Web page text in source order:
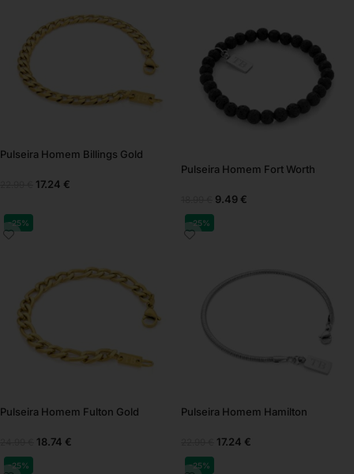
Pulseira Homem Billings Gold
17.24 €
Pulseira Homem Fort Worth
9.49 €
-25%
Pulseira Homem Fulton Gold
18.74 €
-25%
Pulseira Homem Hamilton
17.24 €
-25% -25%